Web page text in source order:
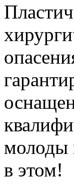
молоды
в этом!